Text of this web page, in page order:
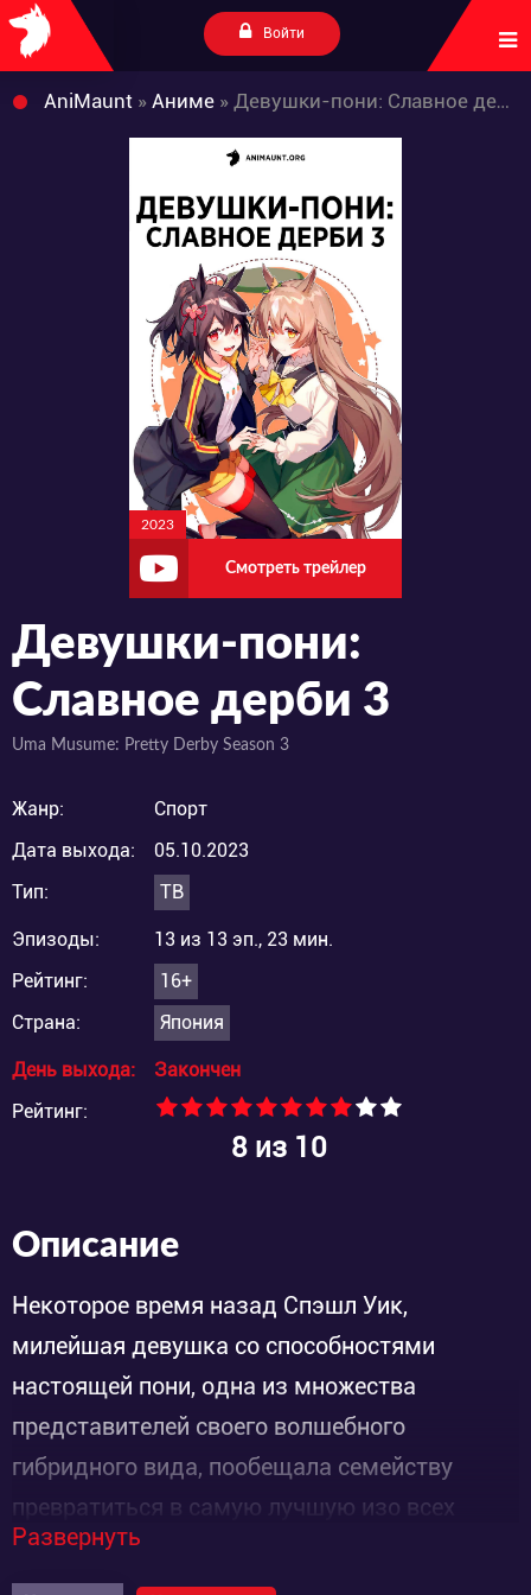
Войти
AniMaunt » Аниме » Девушки-пони: Славное дерби 3
2023
Смотреть трейлер
Девушки-пони:
Славное дерби 3
Uma Musume: Pretty Derby Season 3
Жанр:
Спорт
Дата выхода:
05.10.2023
Тип:
ТВ
Эпизоды:
13 из 13 эп., 23 мин.
Рейтинг:
16+
Страна:
Япония
День выхода:
Закончен
Рейтинг:
8из 10
Описание
Некоторое время назад Спэшл Уик,
милейшая девушка со способностями
настоящей пони, одна из множества
представителей своего волшебного
гибридного вида, пообещала семейству
превратиться в самую лучшую изо всех
собратьев по разновидности, участвующих в
скачках и других состязаниях. Именно ради
Развернуть